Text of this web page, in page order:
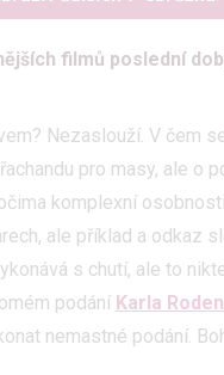
filmů poslední
Nezaslouží. V čem
pro masy, ale o
komplexní
ale příklad a odkaz
s chutí, ale to
podání Karla
nemastné podání.